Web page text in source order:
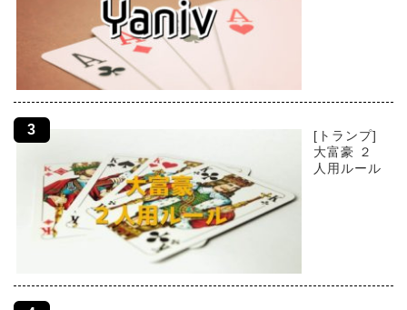
[トランプ]
大富豪 ２
人用ルール